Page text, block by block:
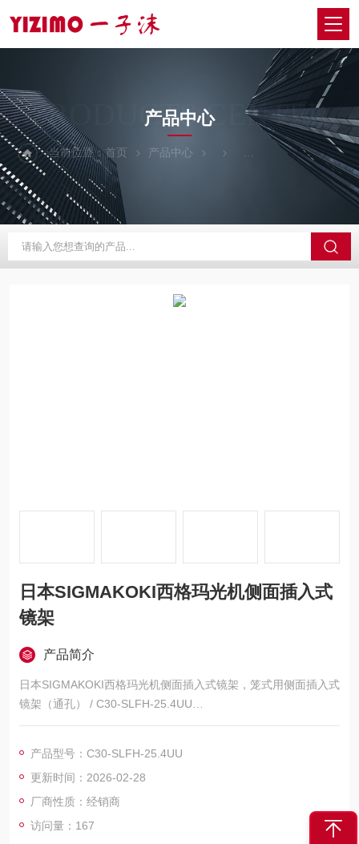
PRODUCTS CENTER
产品中心
当前位置：首页 产品中心 日本SIGMAKOKI西格玛
日本SIGMAKOKI西格玛光机侧面插入式
镜架
产品简介
日本SIGMAKOKI西格玛光机侧面插入式镜架，笼式用侧面插入式
镜架（通孔） / C30-SLFH-25.4UU
在笼式结构中，支持镜片或滤光片等光学器件的零件。
产品型号：C30-SLFH-25.4UU
更新时间：2026-02-28
厂商性质：经销商
访问量：167